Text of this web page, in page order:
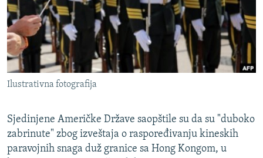
DNEVNO@RSE
SPECIJALI RSE
VIŠE OD NASLOVA
GENOCID U SREBRENICI
POPLAVE I KLIZIŠTA U BIH 2024.
TV LIBERTY
POST SCRIPTUM
MOJA EVROPA
PRATITE NAS
Sve RFE/RL stranice
Ilustrativna fotografija
Sjedinjene Američke Države saopštile su da su "duboko
zabrinute" zbog izveštaja o raspoređivanju kineskih
paravojnih snaga duž granice sa Hong Kongom, u